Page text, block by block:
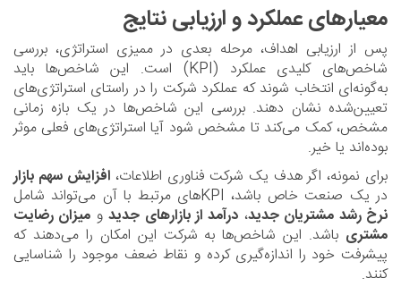
معیارهای عملکرد و ارزیابی نتایج
پس از ارزیابی اهداف، مرحله بعدی در ممیزی استراتژی، بررسی
شاخص‌های کلیدی عملکرد (KPI) است. این شاخص‌ها باید
به‌گونه‌ای انتخاب شوند که عملکرد شرکت را در راستای استراتژی‌های
تعیین‌شده نشان دهند. بررسی این شاخص‌ها در یک بازه زمانی
مشخص، کمک می‌کند تا مشخص شود آیا استراتژی‌های فعلی موثر
بوده‌اند یا خیر.
برای نمونه، اگر هدف یک شرکت فناوری اطلاعات، افزایش سهم بازار
در یک صنعت خاص باشد، KPI‌های مرتبط با آن می‌تواند شامل
نرخ رشد مشتریان جدید، درآمد از بازارهای جدیدو میزان رضایت
مشتریباشد. این شاخص‌ها به شرکت این امکان را می‌دهند که
پیشرفت خود را اندازه‌گیری کرده و نقاط ضعف موجود را شناسایی
کنند.